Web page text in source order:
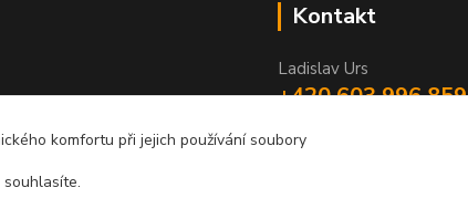
Kontakt
Ladislav Urs
+420 603 996 859
komfortu při jejich používání soubory